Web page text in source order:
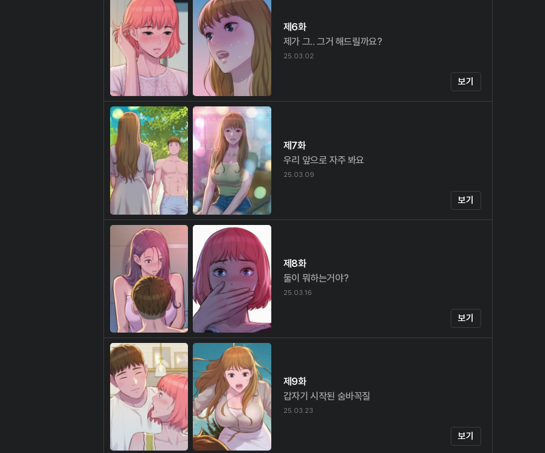
제6화
제가 그.. 그거 해드릴까요?
25.03.02
보기
제7화
우리 앞으로 자주 봐요
25.03.09
보기
제8화
둘이 뭐하는거야?
25.03.16
보기
제9화
갑자기 시작된 숨바꼭질
25.03.23
보기